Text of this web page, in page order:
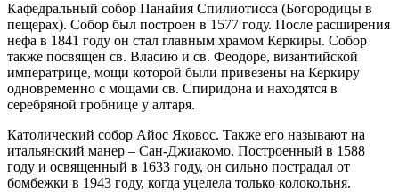
Кафедральный собор Панайия Спилиотисса (Богородицы в
пещерах). Собор был построен в 1577 году. После расширения
нефа в 1841 году он стал главным храмом Керкиры. Собор
также посвящен св. Власию и св. Феодоре, византийской
императрице, мощи которой были привезены на Керкиру
одновременно с мощами св. Спиридона и находятся в
серебряной гробнице у алтаря.
Католический собор Айос Яковос. Также его называют на
итальянский манер – Сан-Джиакомо. Построенный в 1588
году и освященный в 1633 году, он сильно пострадал от
бомбежки в 1943 году, когда уцелела только колокольня.